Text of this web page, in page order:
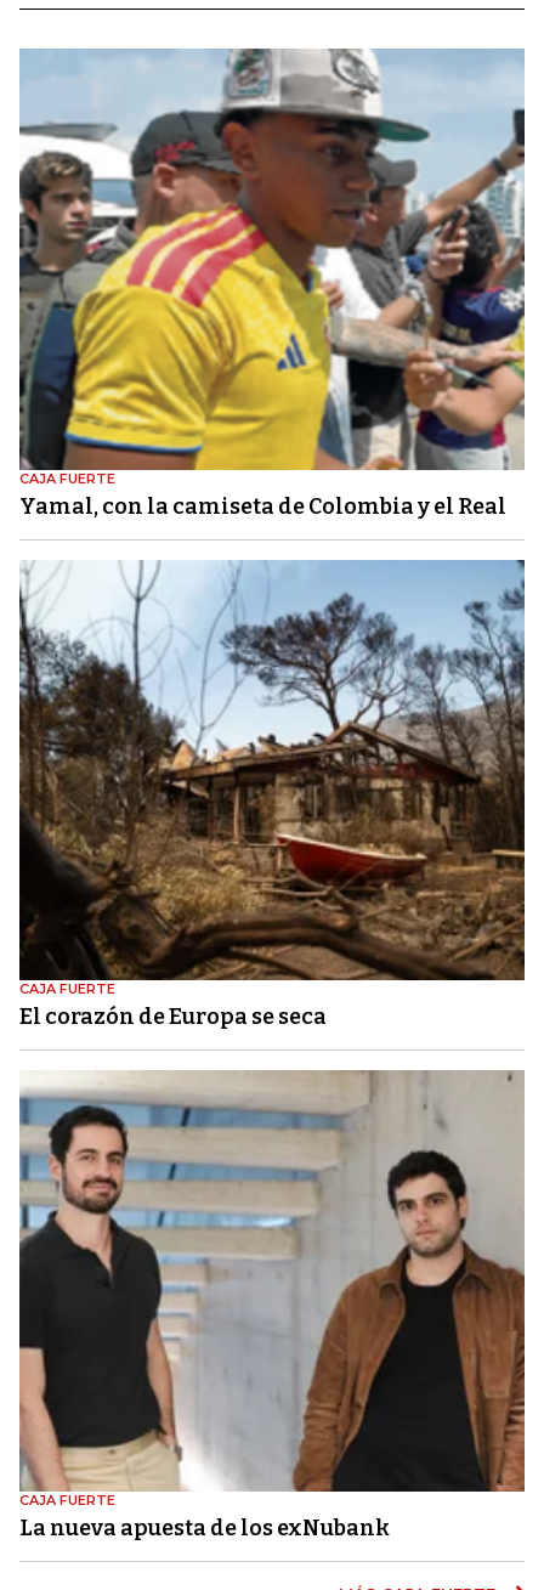
CAJA FUERTE
Yamal, con la camiseta de Colombia y el Real
CAJA FUERTE
El corazón de Europa se seca
CAJA FUERTE
La nueva apuesta de los exNubank